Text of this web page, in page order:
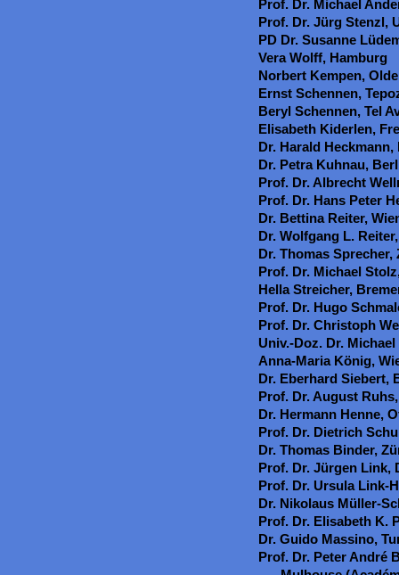
Prof. Dr. Michael
Prof. Dr. Jürg Stenzl,
PD Dr. Susanne
Vera Wolff, Hamburg
Norbert Kempen,
Ernst Schennen,
Beryl Schennen, Tel
Elisabeth Kiderlen,
Dr. Harald
Dr. Petra Kuhnau,
Prof. Dr. Albrecht
Prof. Dr. Hans Peter
Dr. Bettina Reiter,
Dr. Wolfgang L.
Dr. Thomas Sprecher,
Prof. Dr. Michael
Hella Streicher,
Prof. Dr. Hugo
Prof. Dr. Christoph
Univ.-Doz. Dr.
Anna-Maria König,
Dr. Eberhard Siebert,
Prof. Dr. August
Dr. Hermann Henne,
Prof. Dr. Dietrich
Dr. Thomas Binder,
Prof. Dr. Jürgen Link,
Prof. Dr. Ursula Link-
Dr. Nikolaus Müller-
Prof. Dr. Elisabeth K.
Dr. Guido Massino,
Prof. Dr. Peter André